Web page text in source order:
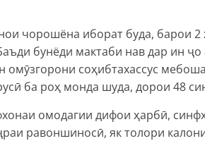
чорошёна иборат буда, барои 2
бунёди мактаби нав дар ин
омӯзгорони соҳибтахассус
ба роҳ монда шуда, дорои 48
омодагии дифои ҳарбӣ,
равоншиносӣ, як толори